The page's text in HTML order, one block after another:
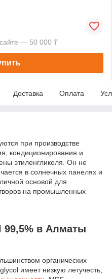
— 50 000 ₸
Доставка Оплата
при производстве
кондиционирования и
этиленгликоля. Он не
в солнечных панелях и
основой для
на промышленных
99,5% в Алматы
органических
имеет низкую летучесть,